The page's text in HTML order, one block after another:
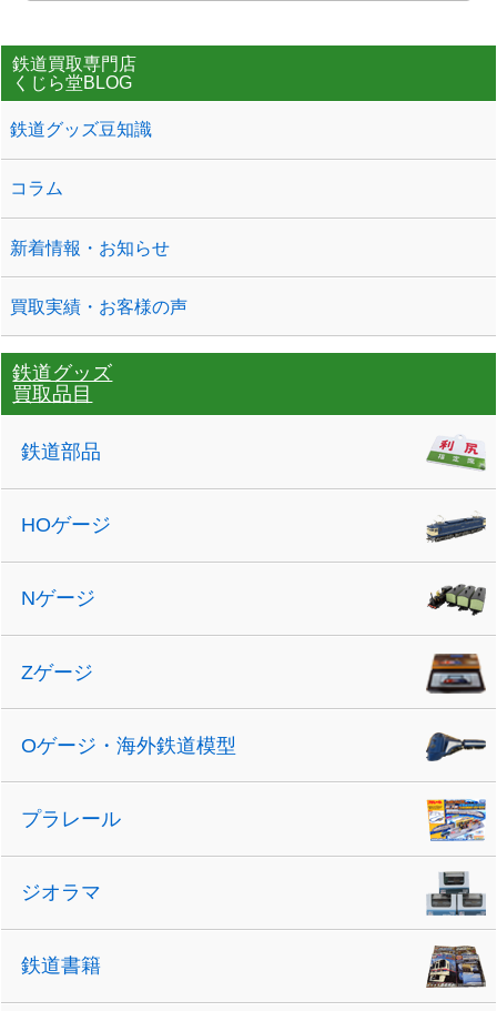
鉄道買取専門店
くじら堂BLOG
鉄道グッズ豆知識
コラム
新着情報・お知らせ
買取実績・お客様の声
鉄道グッズ
買取品目
鉄道部品
HOゲージ
Nゲージ
Zゲージ
Oゲージ・海外鉄道模型
プラレール
ジオラマ
鉄道書籍